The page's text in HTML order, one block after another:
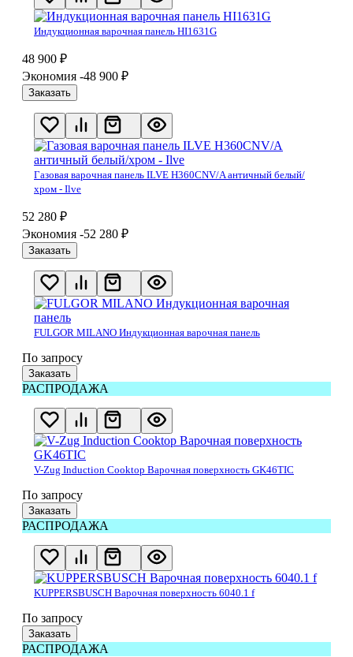
Индукционная варочная панель HI1631G
48 900 ₽
Экономия -48 900 ₽
Заказать
Газовая варочная панель ILVE H360CNV/A античный белый/
хром - Ilve
52 280 ₽
Экономия -52 280 ₽
Заказать
FULGOR MILANO Индукционная варочная панель
По запросу
Заказать
РАСПРОДАЖА
V-Zug Induction Cooktop Варочная поверхность GK46TIC
По запросу
Заказать
РАСПРОДАЖА
KUPPERSBUSCH Варочная поверхность 6040.1 f
По запросу
Заказать
РАСПРОДАЖА